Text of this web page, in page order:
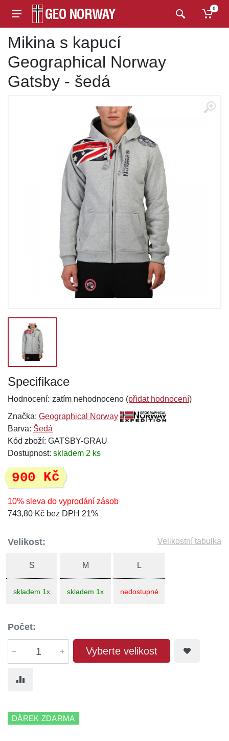
0
Mikina s kapucí
Geographical Norway
Gatsby - šedá
Specifikace
Hodnocení: zatím nehodnoceno (přidat hodnocení)
Značka: Geographical Norway
Barva: Šedá
Kód zboží: GATSBY-GRAU
Dostupnost: skladem 2 ks
900 Kč
10% sleva do vyprodání zásob
743,80 Kč bez DPH 21%
Velikost: Velikostní tabulka
S
skladem 1x
M
skladem 1x
L
nedostupné
Počet:
Vyberte velikost
DÁREK ZDARMA